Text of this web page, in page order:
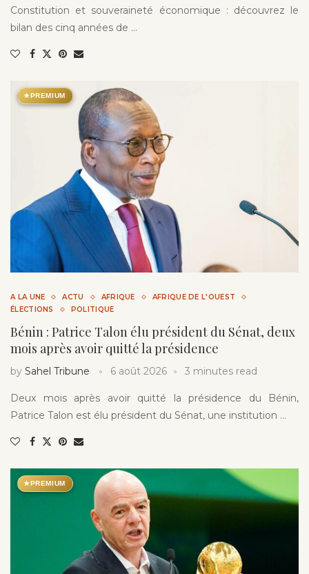
Constitution et souveraineté économique : découvrez le
bilan des cinq années de …
★PREMIUM
A LA UNE ACTU AFRIQUE
AFRIQUE DE L'OUEST
ÉLECTIONS
POLITIQUE
Bénin : Patrice Talon élu président du Sénat, deux
mois après avoir quitté la présidence
by Sahel Tribune 6 août 2026 3 minutes read
Deux mois après avoir quitté la présidence du Bénin,
Patrice Talon est élu président du Sénat, une institution …
★ PREMIUM